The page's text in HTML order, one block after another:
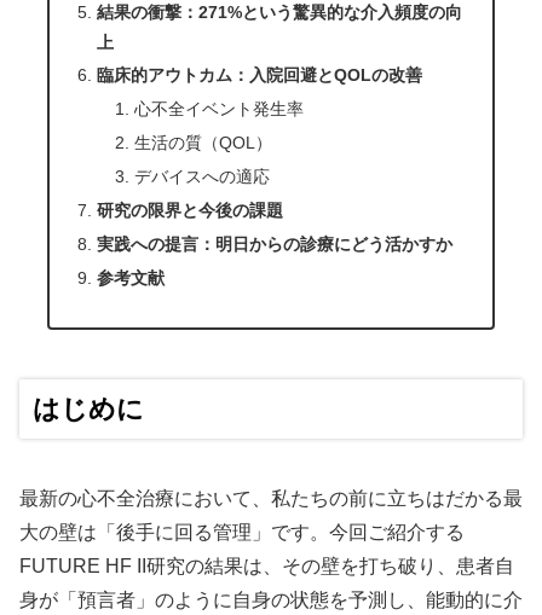
結果の衝撃：271%という驚異的な介入頻度の向
上
臨床的アウトカム：入院回避とQOLの改善
心不全イベント発生率
生活の質（QOL）
デバイスへの適応
研究の限界と今後の課題
実践への提言：明日からの診療にどう活かすか
参考文献
はじめに
最新の心不全治療において、私たちの前に立ちはだかる最
大の壁は「後手に回る管理」です。今回ご紹介する
FUTURE HF II研究の結果は、その壁を打ち破り、患者自
身が「預言者」のように自身の状態を予測し、能動的に介